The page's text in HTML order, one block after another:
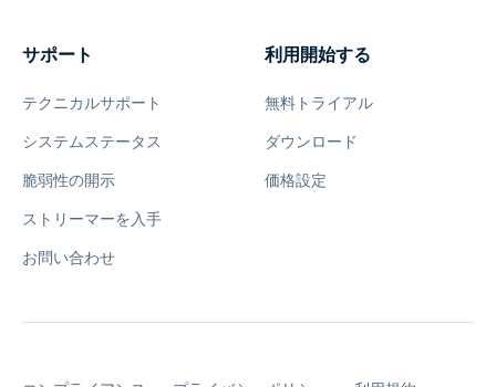
サポート
テクニカルサポート
システムステータス
脆弱性の開示
ストリーマーを入手
お問い合わせ
利用開始する
無料トライアル
ダウンロード
価格設定